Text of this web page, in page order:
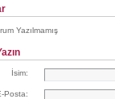
Yazılmamış
İsim:
Posta: